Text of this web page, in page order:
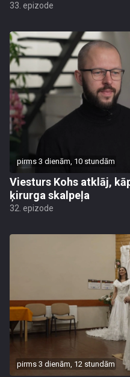
33. epizode
pirms 3 dienām, 10 stundām
Viesturs Kohs atklāj,
ķirurga skalpeļa
32. epizode
pirms 3 dienām, 12 stundām